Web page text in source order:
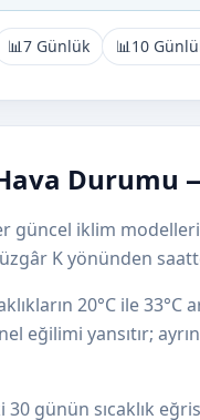
📊7 Günlük 📊10
Durumu
güncel iklim
K yönünden
20°C ile 33°C
eğilimi yansıtır;
günün sıcaklık